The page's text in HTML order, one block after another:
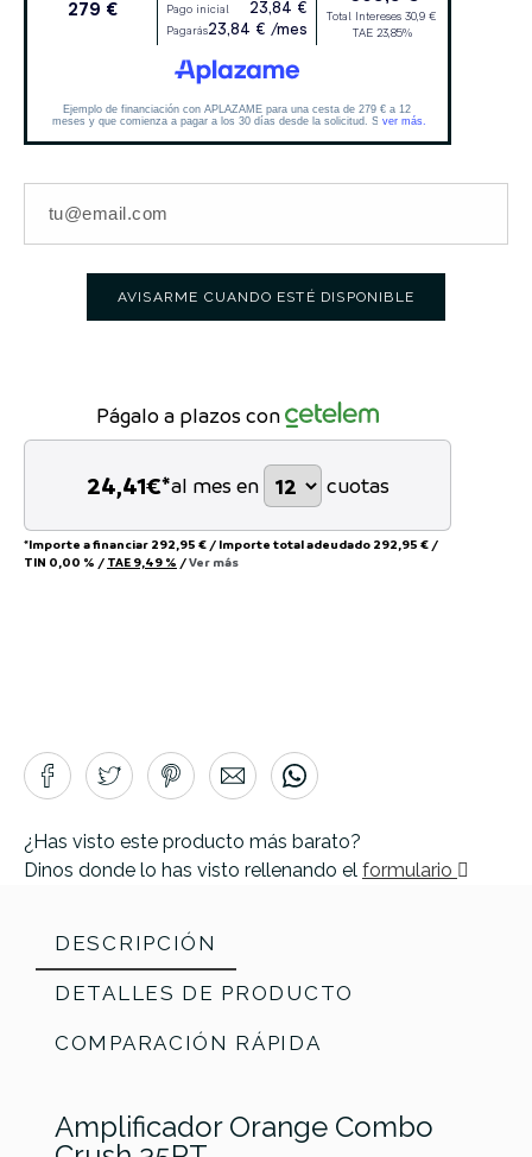
AVISARME CUANDO ESTÉ DISPONIBLE
Págalo a plazos con
24,41€*al mes en cuotas
*Importe a financiar 292,95 € / Importe total adeudado 292,95 € /
TIN 0,00 % / TAE 9,49 % /Ver más
¿Has visto este producto más barato?
Dinos donde lo has visto rellenando el formulario
DESCRIPCIÓN
DETALLES DE PRODUCTO
COMPARACIÓN RÁPIDA
Amplificador Orange Combo